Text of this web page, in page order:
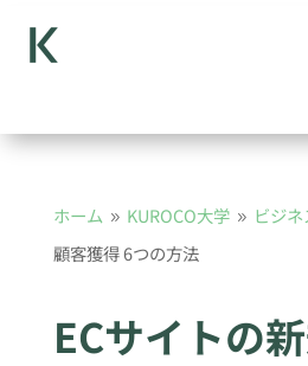
ホーム 9 KUROCO大学 9 ビジネ
顧客獲得 6つの方法
ECサイトの